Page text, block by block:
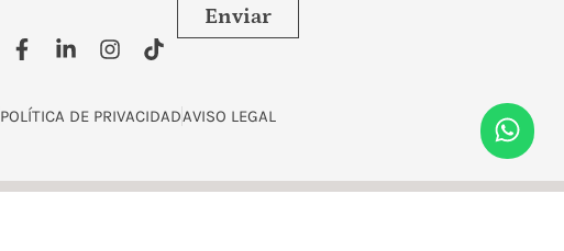
Enviar
POLÍTICA DE PRIVACIDADAVISO LEGAL